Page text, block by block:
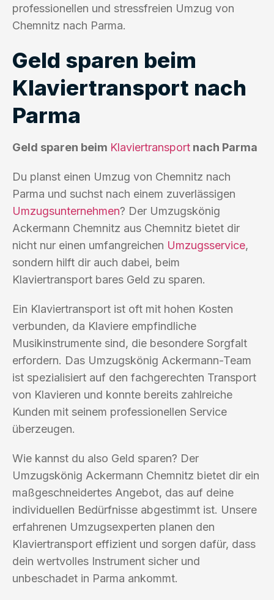
professionellen und stressfreien Umzug von
Chemnitz nach Parma.
Geld sparen beim
Klaviertransport nach
Parma
Geld sparen beim Klaviertransport nach Parma
Du planst einen Umzug von Chemnitz nach
Parma und suchst nach einem zuverlässigen
Umzugsunternehmen? Der Umzugskönig
Ackermann Chemnitz aus Chemnitz bietet dir
nicht nur einen umfangreichen Umzugsservice,
sondern hilft dir auch dabei, beim
Klaviertransport bares Geld zu sparen.
Ein Klaviertransport ist oft mit hohen Kosten
verbunden, da Klaviere empfindliche
Musikinstrumente sind, die besondere Sorgfalt
erfordern. Das Umzugskönig Ackermann-Team
ist spezialisiert auf den fachgerechten Transport
von Klavieren und konnte bereits zahlreiche
Kunden mit seinem professionellen Service
überzeugen.
Wie kannst du also Geld sparen? Der
Umzugskönig Ackermann Chemnitz bietet dir ein
maßgeschneidertes Angebot, das auf deine
individuellen Bedürfnisse abgestimmt ist. Unsere
erfahrenen Umzugsexperten planen den
Klaviertransport effizient und sorgen dafür, dass
dein wertvolles Instrument sicher und
unbeschadet in Parma ankommt.